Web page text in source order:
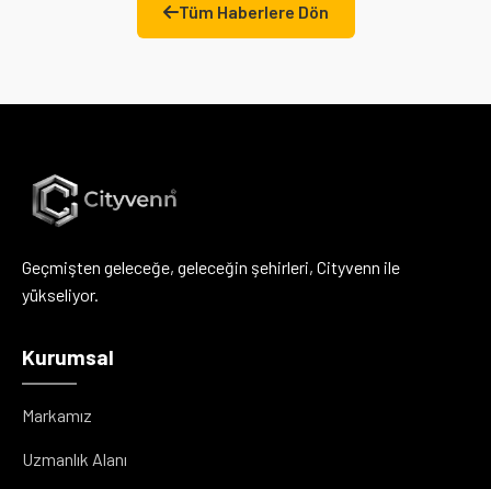
Tüm Haberlere Dön
Geçmişten geleceğe, geleceğin şehirleri, Cityvenn ile
yükseliyor.
Kurumsal
Markamız
Uzmanlık Alanı